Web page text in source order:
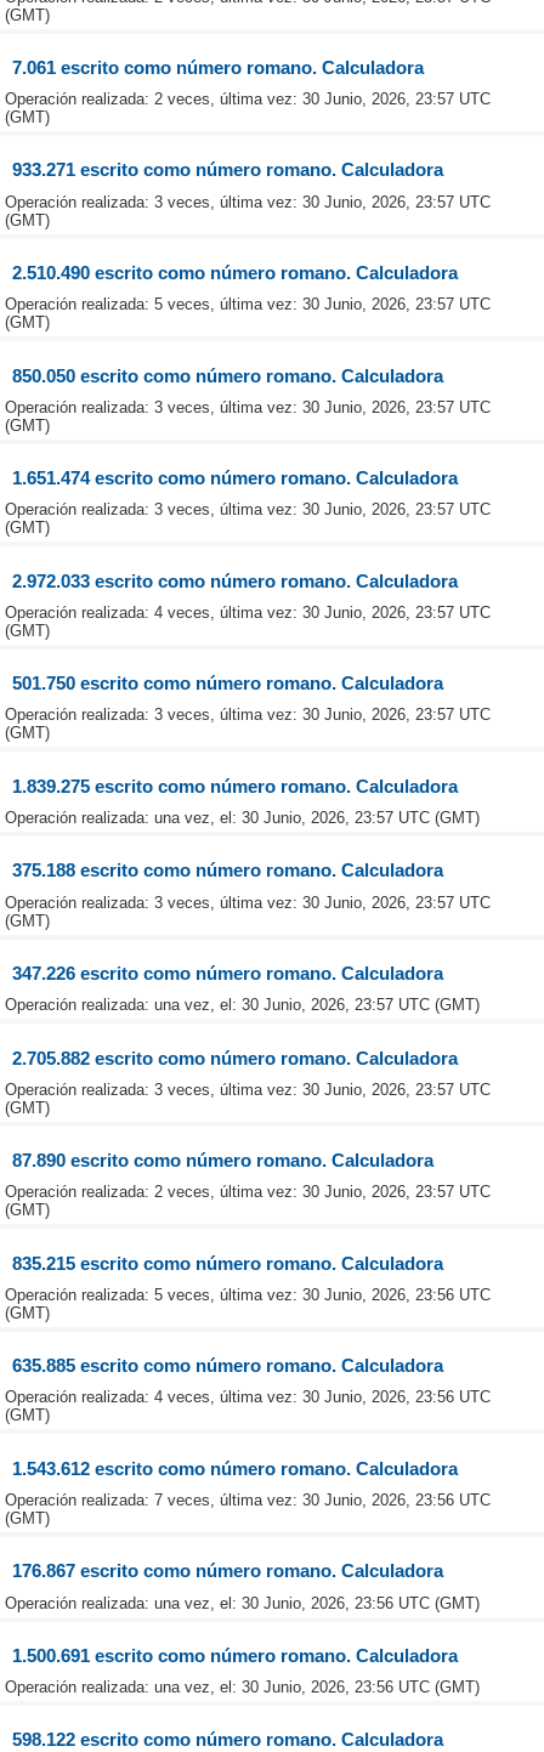
(GMT)
7.061 escrito como número romano. Calculadora
Operación realizada: 2 veces, última vez: 30 Junio, 2026, 23:57 UTC
(GMT)
933.271 escrito como número romano. Calculadora
Operación realizada: 3 veces, última vez: 30 Junio, 2026, 23:57 UTC
(GMT)
2.510.490 escrito como número romano. Calculadora
Operación realizada: 5 veces, última vez: 30 Junio, 2026, 23:57 UTC
(GMT)
850.050 escrito como número romano. Calculadora
Operación realizada: 3 veces, última vez: 30 Junio, 2026, 23:57 UTC
(GMT)
1.651.474 escrito como número romano. Calculadora
Operación realizada: 3 veces, última vez: 30 Junio, 2026, 23:57 UTC
(GMT)
2.972.033 escrito como número romano. Calculadora
Operación realizada: 4 veces, última vez: 30 Junio, 2026, 23:57 UTC
(GMT)
501.750 escrito como número romano. Calculadora
Operación realizada: 3 veces, última vez: 30 Junio, 2026, 23:57 UTC
(GMT)
1.839.275 escrito como número romano. Calculadora
Operación realizada: una vez, el: 30 Junio, 2026, 23:57 UTC (GMT)
375.188 escrito como número romano. Calculadora
Operación realizada: 3 veces, última vez: 30 Junio, 2026, 23:57 UTC
(GMT)
347.226 escrito como número romano. Calculadora
Operación realizada: una vez, el: 30 Junio, 2026, 23:57 UTC (GMT)
2.705.882 escrito como número romano. Calculadora
Operación realizada: 3 veces, última vez: 30 Junio, 2026, 23:57 UTC
(GMT)
87.890 escrito como número romano. Calculadora
Operación realizada: 2 veces, última vez: 30 Junio, 2026, 23:57 UTC
(GMT)
835.215 escrito como número romano. Calculadora
Operación realizada: 5 veces, última vez: 30 Junio, 2026, 23:56 UTC
(GMT)
635.885 escrito como número romano. Calculadora
Operación realizada: 4 veces, última vez: 30 Junio, 2026, 23:56 UTC
(GMT)
1.543.612 escrito como número romano. Calculadora
Operación realizada: 7 veces, última vez: 30 Junio, 2026, 23:56 UTC
(GMT)
176.867 escrito como número romano. Calculadora
Operación realizada: una vez, el: 30 Junio, 2026, 23:56 UTC (GMT)
1.500.691 escrito como número romano. Calculadora
Operación realizada: una vez, el: 30 Junio, 2026, 23:56 UTC (GMT)
598.122 escrito como número romano. Calculadora